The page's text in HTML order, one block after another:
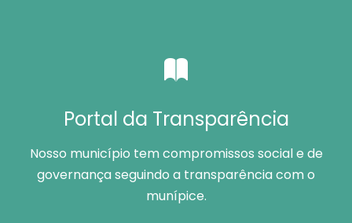
Portal da Transparência
Nosso município tem compromissos social e de
governança seguindo a transparência com o
munípice.